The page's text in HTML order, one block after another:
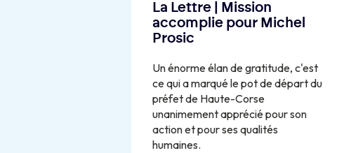
La Lettre | Mission
accomplie pour Michel
Prosic
Un énorme élan de gratitude, c'est
ce qui a marqué le pot de départ du
préfet de Haute-Corse
unanimement apprécié pour son
action et pour ses qualités
humaines.